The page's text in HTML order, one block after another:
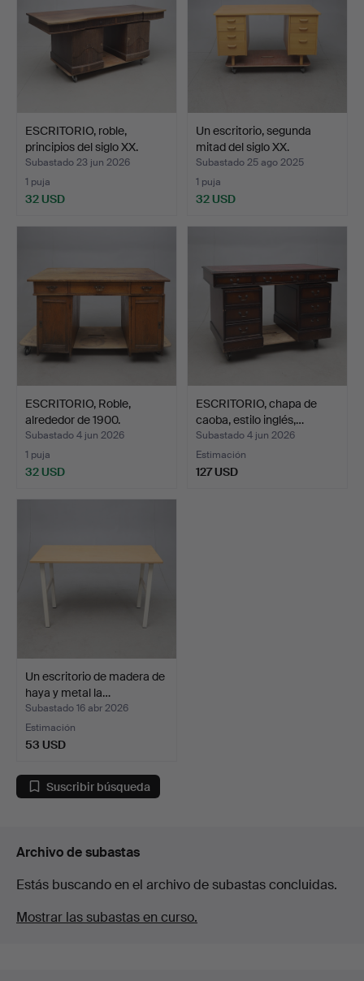
ESCRITORIO, roble,
principios del siglo XX.
Subastado 23 jun 2026
1 puja
32 USD
Un escritorio, segunda
mitad del siglo XX.
Subastado 25 ago 2025
1 puja
32 USD
ESCRITORIO, Roble,
alrededor de 1900.
Subastado 4 jun 2026
1 puja
32 USD
ESCRITORIO, chapa de
caoba, estilo inglés,…
Subastado 4 jun 2026
Estimación
127 USD
Un escritorio de madera de
haya y metal la…
Subastado 16 abr 2026
Estimación
53 USD
Suscribir búsqueda
Archivo de subastas
Estás buscando en el archivo de subastas concluidas.
Mostrar las subastas en curso.